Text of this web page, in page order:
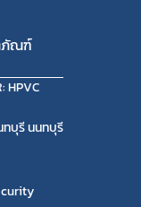
ภัณฑ์
HPVC
ทบุรี นนทบุรี